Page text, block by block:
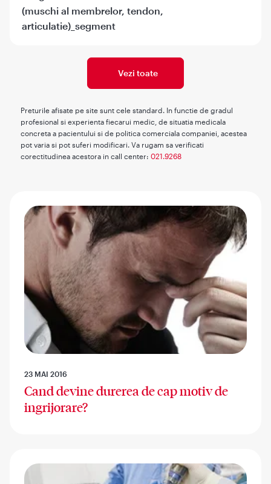
(muschi al membrelor, tendon,
articulatie)_segment
Vezi toate
Preturile afisate pe site sunt cele standard. In functie de gradul
profesional si experienta fiecarui medic, de situatia medicala
concreta a pacientului si de politica comerciala companiei, acestea
pot varia si pot suferi modificari. Va rugam sa verificati
corectitudinea acestora in call center: 021.9268
23 MAI 2016
Cand devine durerea de cap motiv de
ingrijorare?